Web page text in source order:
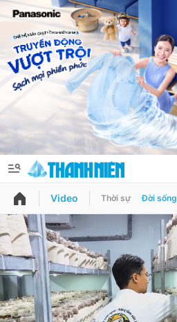
QUẢNG CÁO
Chuyên mục
Thông tin tài khoản
Đổi mật khẩu
Tin đã lưu
Video Thời sự Đời sống